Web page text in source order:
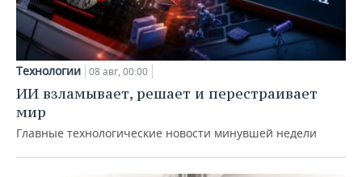
Технологии 08 авг, 00:00
ИИ взламывает, решает и перестраивает
мир
Главные технологические новости минувшей недели